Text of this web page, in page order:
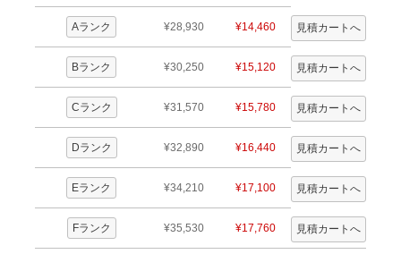
Aランク ¥28,930 ¥14,460
Bランク ¥30,250 ¥15,120
Cランク ¥31,570 ¥15,780
Dランク ¥32,890 ¥16,440
Eランク ¥34,210 ¥17,100
Fランク ¥35,530 ¥17,760